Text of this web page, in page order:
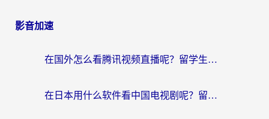
影音加速
在国外怎么看腾讯视频直播呢？留学生亲测有效的回国加速指南
在日本用什么软件看中国电视剧呢？留学生亲测有效的回国加速方案